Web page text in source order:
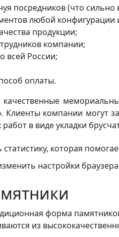
посредников (что сильно
любой конфигурации
продукции;
компании;
всей России;
оплаты.
компании могут
в виде укладки
которая
настройки
форма
из